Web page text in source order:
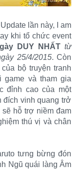
lần này, I am
khi tổ chức event
DUY NHẤT từ
25/4/2015. Còn
bộ truyện tranh
game và tham gia
đỉnh cao của một
đích vinh quang trở
sẽ hỗ trợ niềm đam
thú vị và chân
tưng bừng đón
Ngũ quái làng Âm